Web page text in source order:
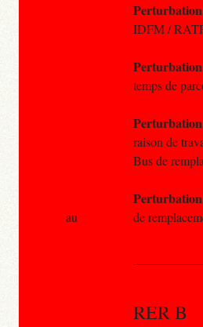
Perturbation
IDFM /
Perturbation
temps de
Perturbation
raison de
Bus de
Perturbation
de
RER B
au